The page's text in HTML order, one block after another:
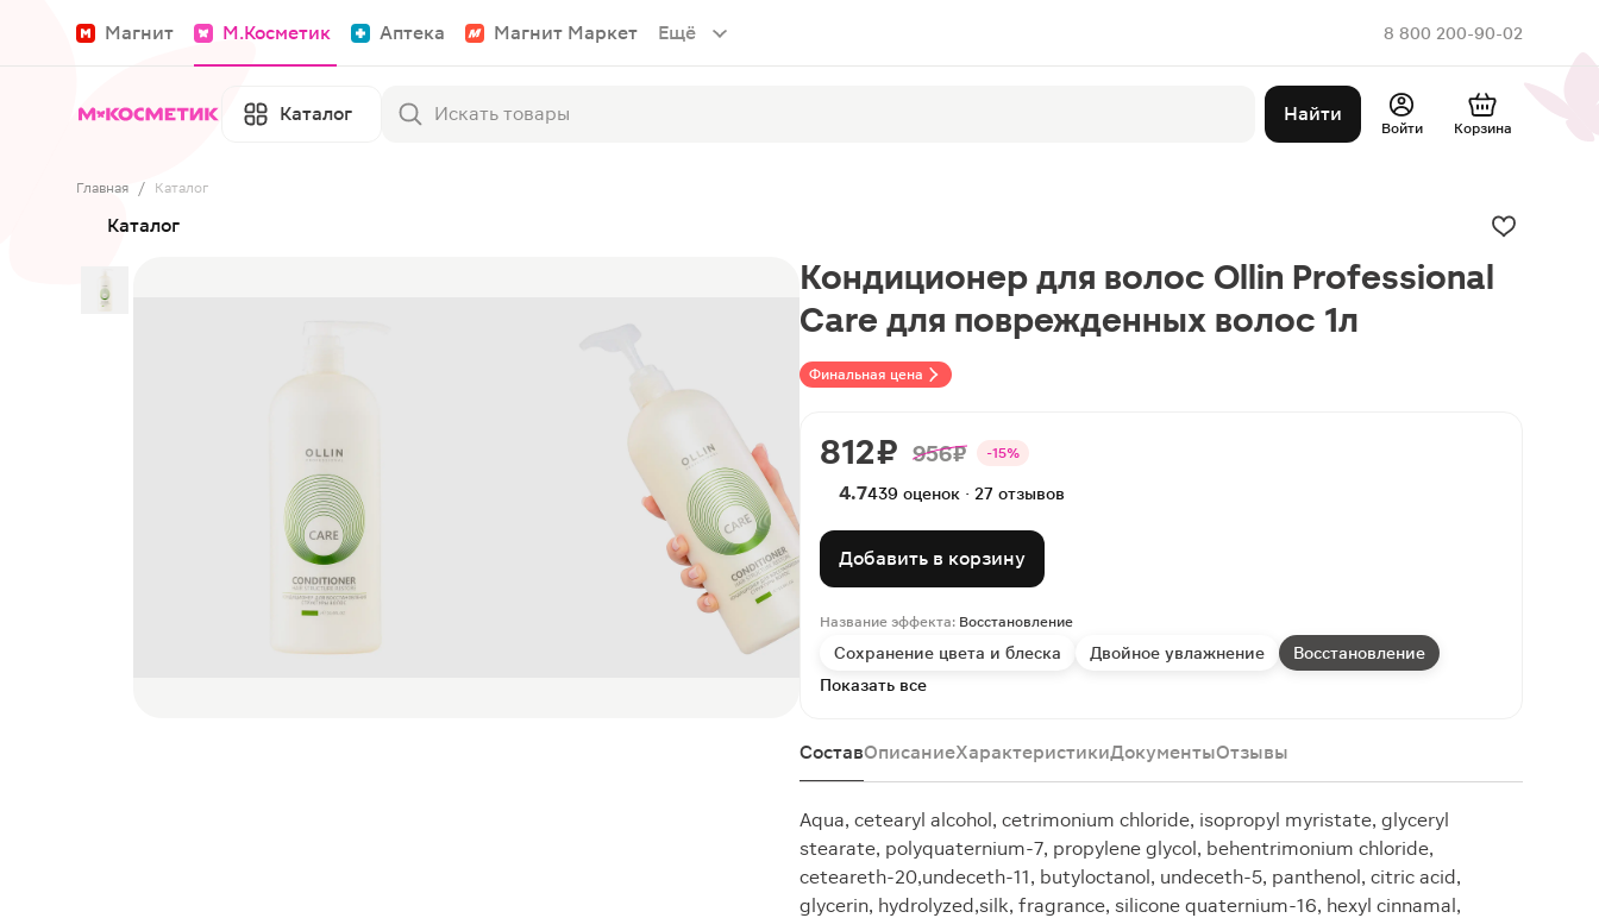
Магнит М.Косметик Аптека Магнит Маркет Ещё 8 800 200-90-02
Каталог Найти
Войти Корзина
Главная / Каталог
Каталог
Финальная цена
Кондиционер для волос Ollin Professional
Care для поврежденных волос 1л
812 ₽ 956 ₽ -15%
4.7439 оценок · 27 отзывов
Добавить в корзину
Название эффекта: Восстановление
Сохранение цвета и блеска Двойное увлажнение
Восстановление
Показать все
СоставОписаниеХарактеристикиДокументыОтзывы
Aqua, cetearyl alcohol, cetrimonium chloride, isopropyl myristate, glyceryl
stearate, polyquaternium-7, propylene glycol, behentrimonium chloride,
ceteareth-20,undeceth-11, butyloctanol, undeceth-5, panthenol, citric acid,
glycerin, hydrolyzed,silk, fragrance, silicone quaternium-16, hexyl cinnamal,